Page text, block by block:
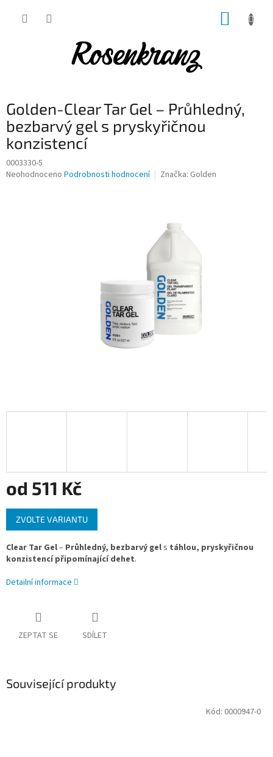
Golden-Clear Tar Gel – Průhledný,
bezbarvý gel s pryskyřičnou
konzistencí
0003330-5
Průměrné
Neohodnoceno Podrobnosti hodnocení Značka: Golden
od 511 Kč
Měrná
cena:
ZVOLTE VARIANTU
Clear Tar Gel– Průhledný, bezbarvý gels táhlou, pryskyřičnou
konzistencí připomínající dehet.
Detailní informace
ZEPTAT SE SDÍLET
Související produkty
Kód: 0000947-0